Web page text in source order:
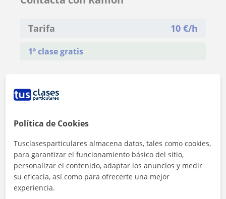
Tarifa 10 €/h
1ª clase gratis
Política de Cookies
Tusclasesparticulares almacena datos, tales como cookies,
para garantizar el funcionamiento básico del sitio,
personalizar el contenido, adaptar los anuncios y medir
su eficacia, así como para ofrecerte una mejor
experiencia.